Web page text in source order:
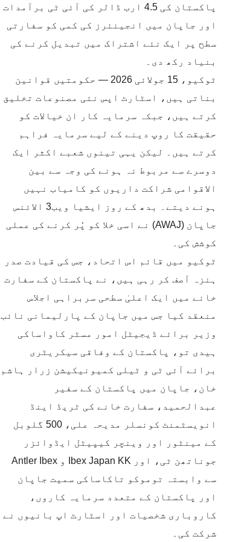
پاکستان کی 4.5 ارب ڈالر کی آئی ٹی برآمدات
اور جاپان میں انجینئرز کی کمی کو سفارتی
سطح پر ایک نئے اشتراک میں تبدیل کرنے کی
بنیاد رکھ دی۔
ٹوکیو، 15 جولائی 2026 — حکومتیں قوانین
بناتی ہیں، اسٹارٹ اپس نئی مصنوعات تخلیق
کرتے ہیں، جبکہ سرمایہ کار ان خیالات کو
حقیقت کا روپ دینے کے لیے سرمایہ فراہم
کرتے ہیں۔ لیکن یہی تینوں شعبے اکثر ایک
دوسرے سے مربوط نہ ہونے کی وجہ سے بین
الاقوامی شراکت داریوں کو کامیاب نہیں
ہونے دیتے۔ بدھ کے روز ایشیا ویب3 الائنس
جاپان (AWAJ) نے اسی خلا کو پُر کرنے کی عملی
کوشش کی۔
ٹوکیو میں قائم اس اتحاد، جس کی قیادت صدر
ہنزہ آصف کر رہی ہیں، نے پاکستان کے سفارت
خانے میں ایک اعلیٰ سطحی سربراہی اجلاس
منعقد کیا جس میں جاپان کے پارلیمانی نائب
وزیر برائے ڈیجیٹل امور مسٹر کاواساکی
ہیدی تو، پاکستان کے وفاقی سیکریٹری
برائے آئی ٹی و ٹیلی کمیونیکیشن زرار ہاشم
خان، جاپان میں پاکستان کے سفیر
عبدالحمید، سفارت خانے کی ٹریڈ اینڈ
انویسٹمنٹ کونسلر مدیحہ علی، 500 گلوبل
کے مینٹور اور وینچر کیپیٹل ایڈوائزر
جوناتھن ٹی، اور Ibex Japan KK و Antler Ibex
سے وابستہ توموکو تاکاساکی سمیت جاپان
اور پاکستان کے متعدد سرمایہ کاروں،
کاروباری شخصیات اور اسٹارٹ اپ بانیوں نے
شرکت کی۔